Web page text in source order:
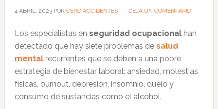
4 ABRIL, 2023POR CERO ACCIDENTES DEJA UN COMENTARIO
Los especialistas en seguridad ocupacionalhan
detectado que hay siete problemas de salud
mental recurrentes que se deben a una pobre
estrategia de bienestar laboral: ansiedad, molestias
físicas, burnout, depresión, insomnio, duelo y
consumo de sustancias como el alcohol.